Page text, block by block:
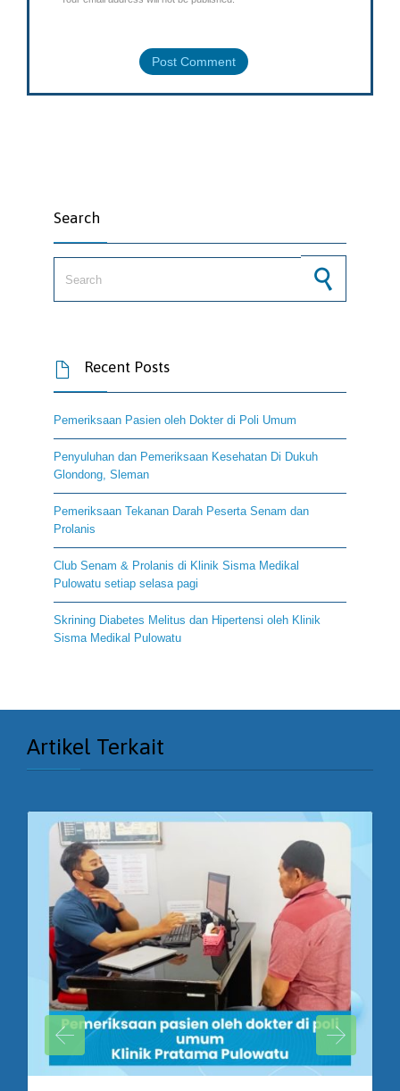
Search
 Recent Posts
Pemeriksaan Pasien oleh Dokter di Poli Umum
Penyuluhan dan Pemeriksaan Kesehatan Di Dukuh
Glondong, Sleman
Pemeriksaan Tekanan Darah Peserta Senam dan
Prolanis
Club Senam & Prolanis di Klinik Sisma Medikal
Pulowatu setiap selasa pagi
Skrining Diabetes Melitus dan Hipertensi oleh Klinik
Sisma Medikal Pulowatu
Artikel Terkait